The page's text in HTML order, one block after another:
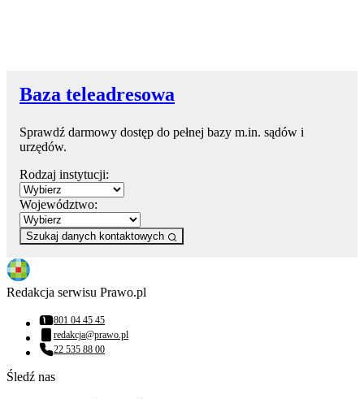
Baza teleadresowa
Sprawdź darmowy dostęp do pełnej bazy m.in. sądów i
urzędów.
Rodzaj instytucji:
Województwo:
Szukaj danych kontaktowych
Redakcja serwisu Prawo.pl
Numer telefonu:
801 04 45 45
Adres email:
redakcja@prawo.pl
Numer telefonu:
22 535 88 00
Śledź nas